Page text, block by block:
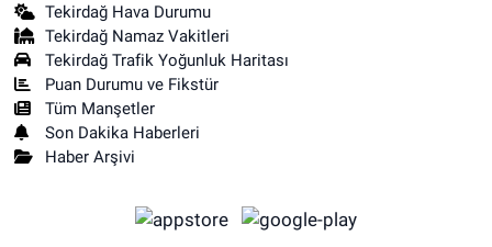
Tekirdağ Hava Durumu
Tekirdağ Namaz Vakitleri
Tekirdağ Trafik Yoğunluk Haritası
Puan Durumu ve Fikstür
Tüm Manşetler
Son Dakika Haberleri
Haber Arşivi